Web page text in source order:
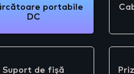
portabile
DC
Suport de fișă